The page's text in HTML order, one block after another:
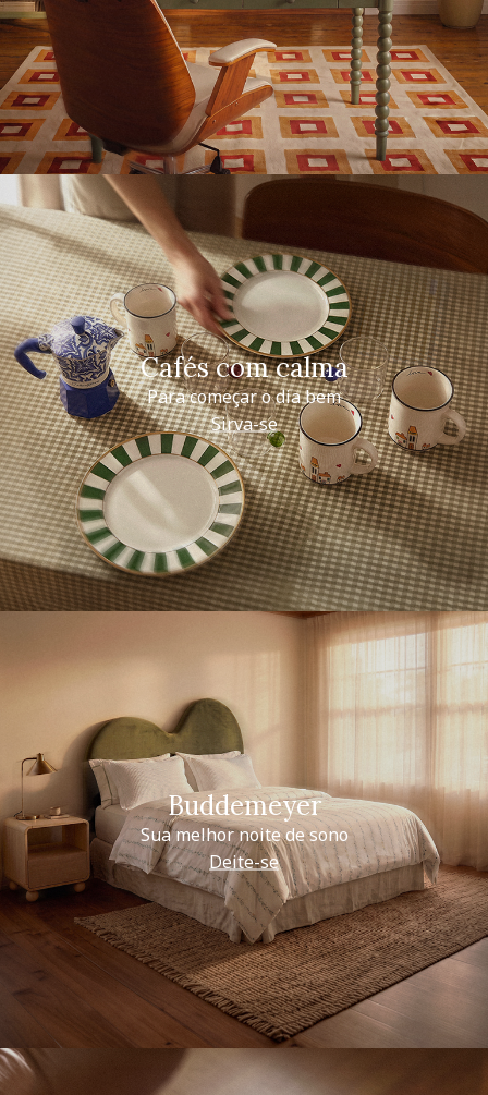
Cafés com calma
Para começar o dia bem
Sirva-se
Buddemeyer
Sua melhor noite de sono
Deite-se